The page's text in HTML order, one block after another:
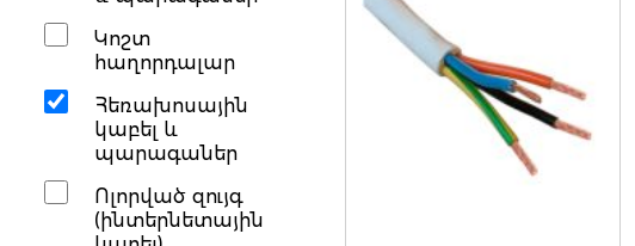
Կոշտ
հաղորդալար
Հեռախոսային
կաբել և
պարագաներ
Ոլորված զույգ
(ինտերնետային